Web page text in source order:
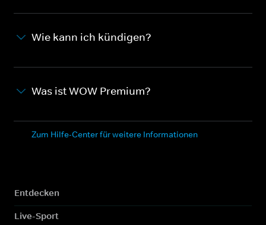
Wie kann ich kündigen?
Was ist WOW Premium?
Zum Hilfe-Center für weitere Informationen
Entdecken
Live-Sport